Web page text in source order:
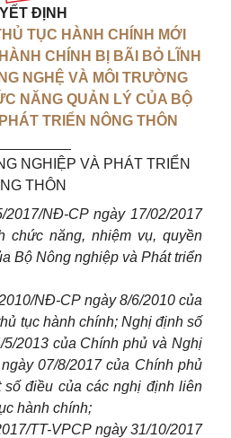
ĐỊNH
TỤC HÀNH CHÍNH MỚI
CHÍNH BỊ BÃI BỎ LĨNH
NGHỆ VÀ MÔI TRƯỜNG
NĂNG QUẢN LÝ CỦA BỘ
TRIỂN NÔNG THÔN
NGHIỆP VÀ PHÁT TRIỂN
THÔN
NĐ-CP ngày 17/02/2017
chức năng, nhiệm vụ, quyền
Bộ Nông nghiệp và Phát triển
NĐ-CP ngày 8/6/2010 của
tục hành chính; Nghị định số
2013 của Chính phủ và Nghị
07/8/2017 của Chính phủ
số điều của các nghị định liên
hành chính;
TT-VPCP ngày 31/10/2017